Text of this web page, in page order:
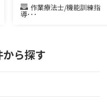
作業療法士/機能訓練指
導･･･
ら探す